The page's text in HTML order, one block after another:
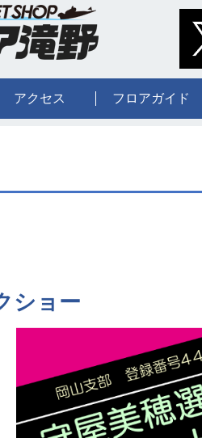
アクセス フロアガイド
ショー